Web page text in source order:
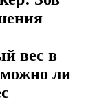
вес в
ли